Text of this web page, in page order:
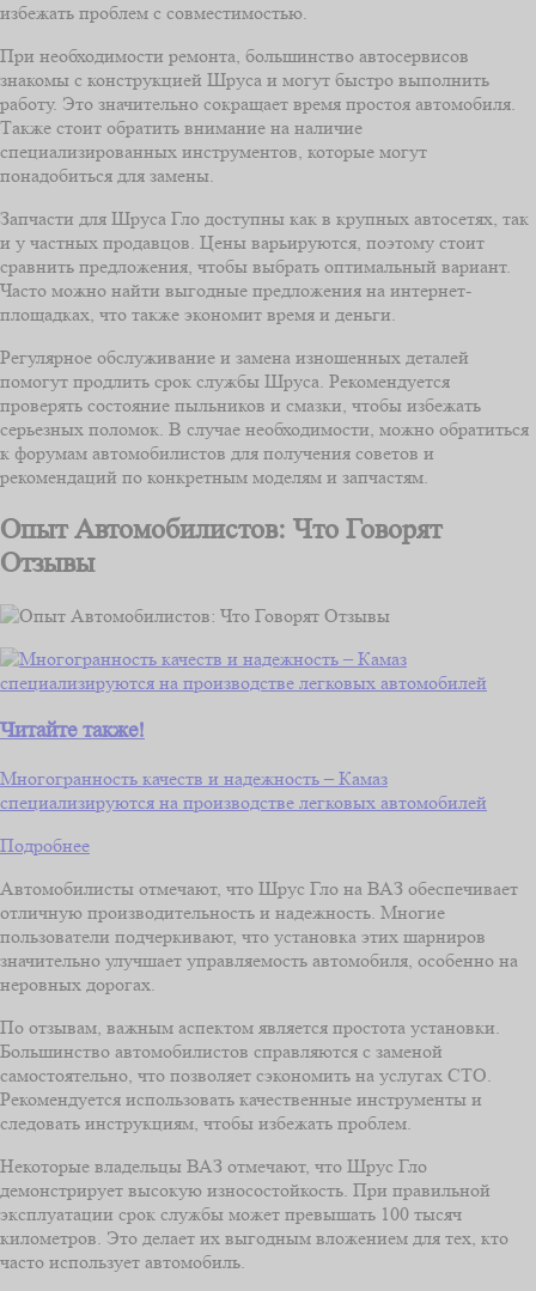
избежать проблем с совместимостью.
При необходимости ремонта, большинство автосервисов
знакомы с конструкцией Шруса и могут быстро выполнить
работу. Это значительно сокращает время простоя автомобиля.
Также стоит обратить внимание на наличие
специализированных инструментов, которые могут
понадобиться для замены.
Запчасти для Шруса Гло доступны как в крупных автосетях, так
и у частных продавцов. Цены варьируются, поэтому стоит
сравнить предложения, чтобы выбрать оптимальный вариант.
Часто можно найти выгодные предложения на интернет-
площадках, что также экономит время и деньги.
Регулярное обслуживание и замена изношенных деталей
помогут продлить срок службы Шруса. Рекомендуется
проверять состояние пыльников и смазки, чтобы избежать
серьезных поломок. В случае необходимости, можно обратиться
к форумам автомобилистов для получения советов и
рекомендаций по конкретным моделям и запчастям.
Опыт Автомобилистов: Что Говорят
Отзывы
Читайте также!
Многогранность качеств и надежность – Камаз
специализируются на производстве легковых автомобилей
Подробнее
Автомобилисты отмечают, что Шрус Гло на ВАЗ обеспечивает
отличную производительность и надежность. Многие
пользователи подчеркивают, что установка этих шарниров
значительно улучшает управляемость автомобиля, особенно на
неровных дорогах.
По отзывам, важным аспектом является простота установки.
Большинство автомобилистов справляются с заменой
самостоятельно, что позволяет сэкономить на услугах СТО.
Рекомендуется использовать качественные инструменты и
следовать инструкциям, чтобы избежать проблем.
Некоторые владельцы ВАЗ отмечают, что Шрус Гло
демонстрирует высокую износостойкость. При правильной
эксплуатации срок службы может превышать 100 тысяч
километров. Это делает их выгодным вложением для тех, кто
часто использует автомобиль.